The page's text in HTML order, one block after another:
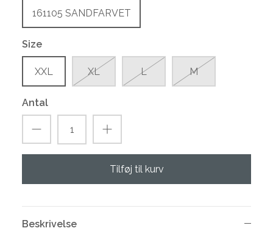
161105 SANDFARVET
Size
XXL XL L M
Antal
Tilføj til kurv
Beskrivelse